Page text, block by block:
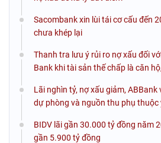
Sacombank xin lùi tái cơ cấu đến
chưa khép lại
Thanh tra lưu ý rủi ro nợ xấu đối
Bank khi tài sản thế chấp là căn
Lãi nghìn tỷ, nợ xấu giảm,
dự phòng và nguồn thu phụ
BIDV lãi gần 30.000 tỷ đồng năm
gần 5.900 tỷ đồng